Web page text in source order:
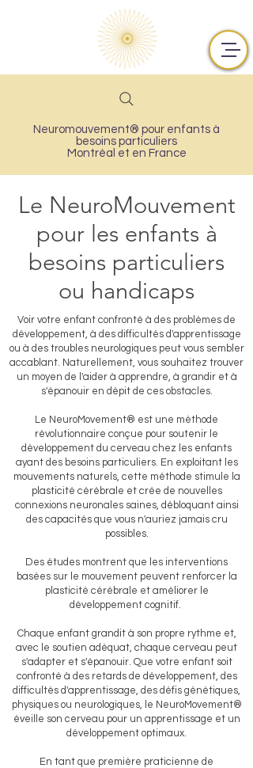
Neuromouvement® pour enfants à
besoins particuliers
Montréal et en France
Le NeuroMouvement
pour les enfants à
besoins particuliers
ou handicaps
Voir votre enfant confronté à des problèmes de
développement, à des difficultés d'apprentissage
ou à des troubles neurologiques peut vous sembler
accablant. Naturellement, vous souhaitez trouver
un moyen de l'aider à apprendre, à grandir et à
s'épanouir en dépit de ces obstacles.
Le NeuroMovement® est une méthode
révolutionnaire conçue pour soutenir le
développement du cerveau chez les enfants
ayant des besoins particuliers. En exploitant les
mouvements naturels, cette méthode stimule la
plasticité cérébrale et crée de nouvelles
connexions neuronales saines, débloquant ainsi
des capacités que vous n'auriez jamais cru
possibles.
Des études montrent que les interventions
basées sur le mouvement peuvent renforcer la
plasticité cérébrale et améliorer le
développement cognitif.
Chaque enfant grandit à son propre rythme et,
avec le soutien adéquat, chaque cerveau peut
s'adapter et s'épanouir. Que votre enfant soit
confronté à des retards de développement, des
difficultés d'apprentissage, des défis génétiques,
physiques ou neurologiques, le NeuroMovement®
éveille son cerveau pour un apprentissage et un
développement optimaux.
En tant que première praticienne de